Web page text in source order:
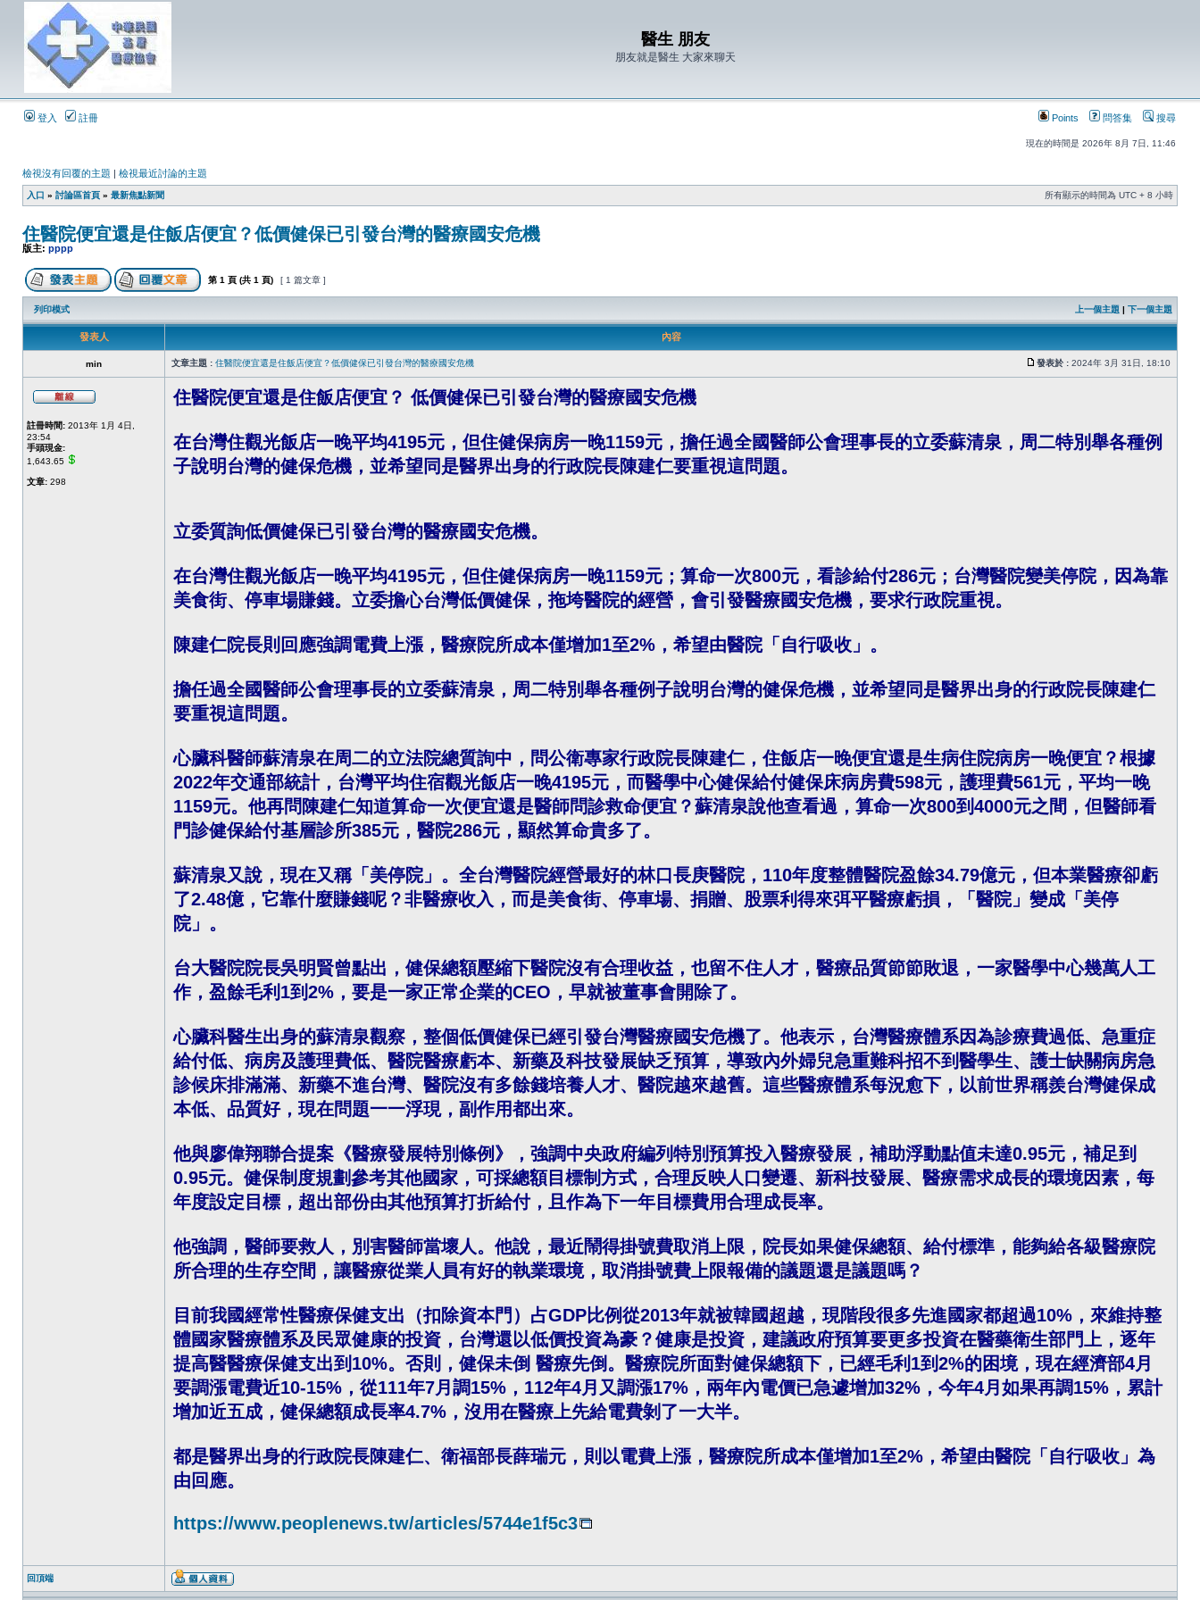
醫生 朋友
朋友就是醫生 大家來聊天
登入 註冊 Points 問答集 搜尋
現在的時間是 2026年 8月 7日, 11:46
檢視沒有回覆的主題 | 檢視最近討論的主題
入口 » 討論區首頁 » 最新焦點新聞 所有顯示的時間為 UTC + 8 小時
住醫院便宜還是住飯店便宜？低價健保已引發台灣的醫療國安危機
版主: pppp
第 1 頁 (共 1 頁) [ 1 篇文章 ]
列印模式 上一個主題 | 下一個主題
發表人 內容
min 文章主題 : 住醫院便宜還是住飯店便宜？低價健保已引發台灣的醫療國安危機 發表於 : 2024年 3月 31日, 18:10
註冊時間: 2013年 1月 4日,
23:54
手頭現金:
1,643.65
文章: 298
住醫院便宜還是住飯店便宜？ 低價健保已引發台灣的醫療國安危機
在台灣住觀光飯店一晚平均4195元，但住健保病房一晚1159元，擔任過全國醫師公會理事長的立委蘇清泉，周二特別舉各種例
子說明台灣的健保危機，並希望同是醫界出身的行政院長陳建仁要重視這問題。
立委質詢低價健保已引發台灣的醫療國安危機。
在台灣住觀光飯店一晚平均4195元，但住健保病房一晚1159元；算命一次800元，看診給付286元；台灣醫院變美停院，因為靠
美食街、停車場賺錢。立委擔心台灣低價健保，拖垮醫院的經營，會引發醫療國安危機，要求行政院重視。
陳建仁院長則回應強調電費上漲，醫療院所成本僅增加1至2%，希望由醫院「自行吸收」。
擔任過全國醫師公會理事長的立委蘇清泉，周二特別舉各種例子說明台灣的健保危機，並希望同是醫界出身的行政院長陳建仁
要重視這問題。
心臟科醫師蘇清泉在周二的立法院總質詢中，問公衛專家行政院長陳建仁，住飯店一晚便宜還是生病住院病房一晚便宜？根據
2022年交通部統計，台灣平均住宿觀光飯店一晚4195元，而醫學中心健保給付健保床病房費598元，護理費561元，平均一晚
1159元。他再問陳建仁知道算命一次便宜還是醫師問診救命便宜？蘇清泉說他查看過，算命一次800到4000元之間，但醫師看
門診健保給付基層診所385元，醫院286元，顯然算命貴多了。
蘇清泉又說，現在又稱「美停院」。全台灣醫院經營最好的林口長庚醫院，110年度整體醫院盈餘34.79億元，但本業醫療卻虧
了2.48億，它靠什麼賺錢呢？非醫療收入，而是美食街、停車場、捐贈、股票利得來弭平醫療虧損，「醫院」變成「美停
院」。
台大醫院院長吳明賢曾點出，健保總額壓縮下醫院沒有合理收益，也留不住人才，醫療品質節節敗退，一家醫學中心幾萬人工
作，盈餘毛利1到2%，要是一家正常企業的CEO，早就被董事會開除了。
心臟科醫生出身的蘇清泉觀察，整個低價健保已經引發台灣醫療國安危機了。他表示，台灣醫療體系因為診療費過低、急重症
給付低、病房及護理費低、醫院醫療虧本、新藥及科技發展缺乏預算，導致內外婦兒急重難科招不到醫學生、護士缺關病房急
診候床排滿滿、新藥不進台灣、醫院沒有多餘錢培養人才、醫院越來越舊。這些醫療體系每況愈下，以前世界稱羨台灣健保成
本低、品質好，現在問題一一浮現，副作用都出來。
他與廖偉翔聯合提案《醫療發展特別條例》，強調中央政府編列特別預算投入醫療發展，補助浮動點值未達0.95元，補足到
0.95元。健保制度規劃參考其他國家，可採總額目標制方式，合理反映人口變遷、新科技發展、醫療需求成長的環境因素，每
年度設定目標，超出部份由其他預算打折給付，且作為下一年目標費用合理成長率。
他強調，醫師要救人，別害醫師當壞人。他說，最近鬧得掛號費取消上限，院長如果健保總額、給付標準，能夠給各級醫療院
所合理的生存空間，讓醫療從業人員有好的執業環境，取消掛號費上限報備的議題還是議題嗎？
目前我國經常性醫療保健支出（扣除資本門）占GDP比例從2013年就被韓國超越，現階段很多先進國家都超過10%，來維持整
體國家醫療體系及民眾健康的投資，台灣還以低價投資為豪？健康是投資，建議政府預算要更多投資在醫藥衛生部門上，逐年
提高醫醫療保健支出到10%。否則，健保未倒 醫療先倒。醫療院所面對健保總額下，已經毛利1到2%的困境，現在經濟部4月
要調漲電費近10-15%，從111年7月調15%，112年4月又調漲17%，兩年內電價已急遽增加32%，今年4月如果再調15%，累計
增加近五成，健保總額成長率4.7%，沒用在醫療上先給電費剝了一大半。
都是醫界出身的行政院長陳建仁、衛福部長薛瑞元，則以電費上漲，醫療院所成本僅增加1至2%，希望由醫院「自行吸收」為
由回應。
https://www.peoplenews.tw/articles/5744e1f5c3
回頂端